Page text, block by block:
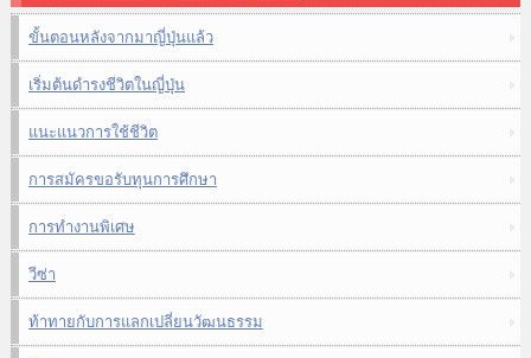
ขั้นตอนหลังจากมาญี่ปุ่นแล้ว
เริ่มต้นดำรงชีวิตในญี่ปุ่น
แนะแนวการใช้ชีวิต
การสมัครขอรับทุนการศึกษา
การทำงานพิเศษ
วีซ่า
ท้าทายกับการแลกเปลี่ยนวัฒนธรรม